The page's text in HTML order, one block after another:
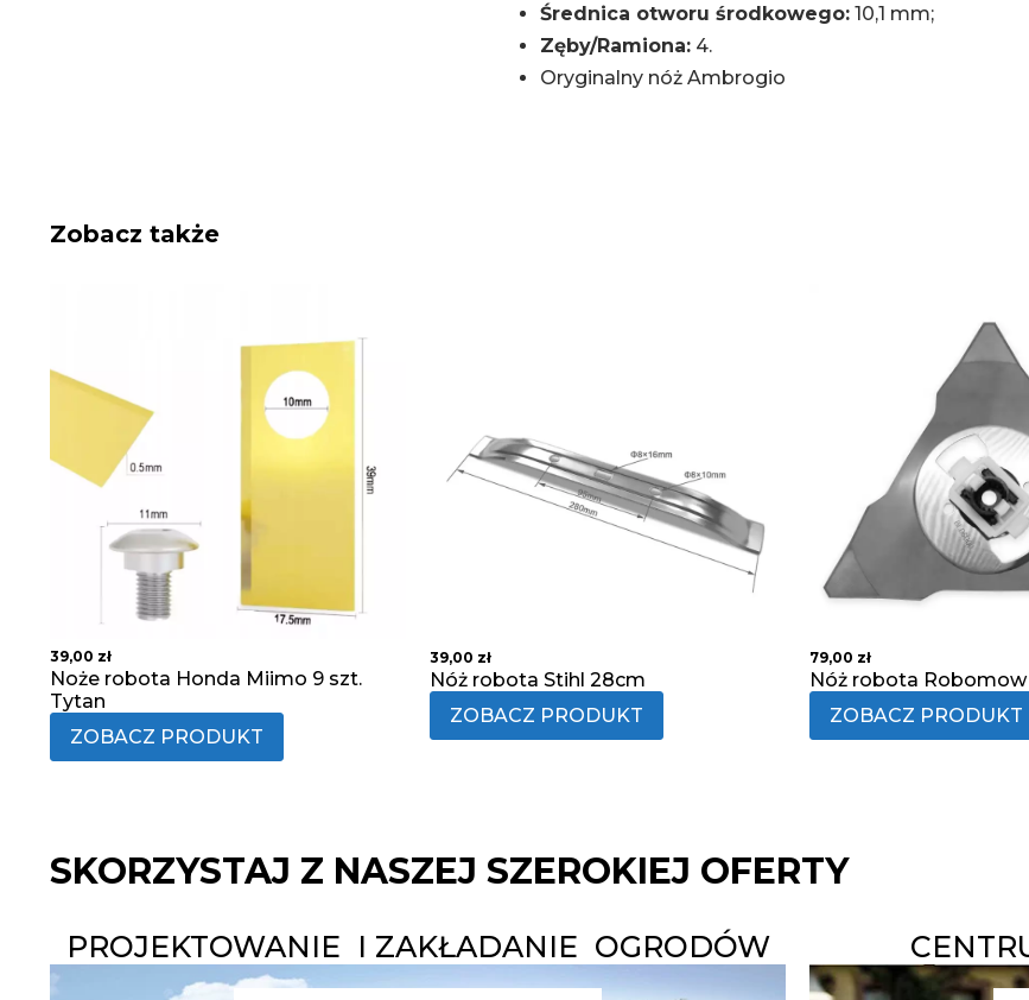
Średnica otworu środkowego:10,1 mm;
Zęby/Ramiona:4.
Oryginalny nóż Ambrogio
Zobacz także
39,00 zł
Noże robota Honda Miimo 9 szt.
Tytan
ZOBACZ PRODUKT
39,00 zł
Nóż robota Stihl 28cm
ZOBACZ PRODUKT
79,00 zł
Nóż robota Robomow
ZOBACZ PRODUKT
SKORZYSTAJ Z NASZEJ SZEROKIEJ OFERTY
PROJEKTOWANIE I ZAKŁADANIE OGRODÓW